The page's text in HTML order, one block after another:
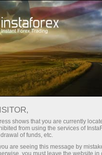
กับ InstaForex คุ
สูงสุด 1:5000 สเป
สเปรดต่ำมาก — กำ
โบนัส 30%
สำหรับทุกการฝาก
shows that you are currently
from using the services of
of funds, etc.
are seeing this message by
you must leave the website